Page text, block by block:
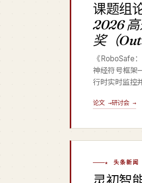
课题组
2026
奖（
《RoboSafe
神经符号框架
行时实时监控
论文 →研讨会 →
★ 头条新闻